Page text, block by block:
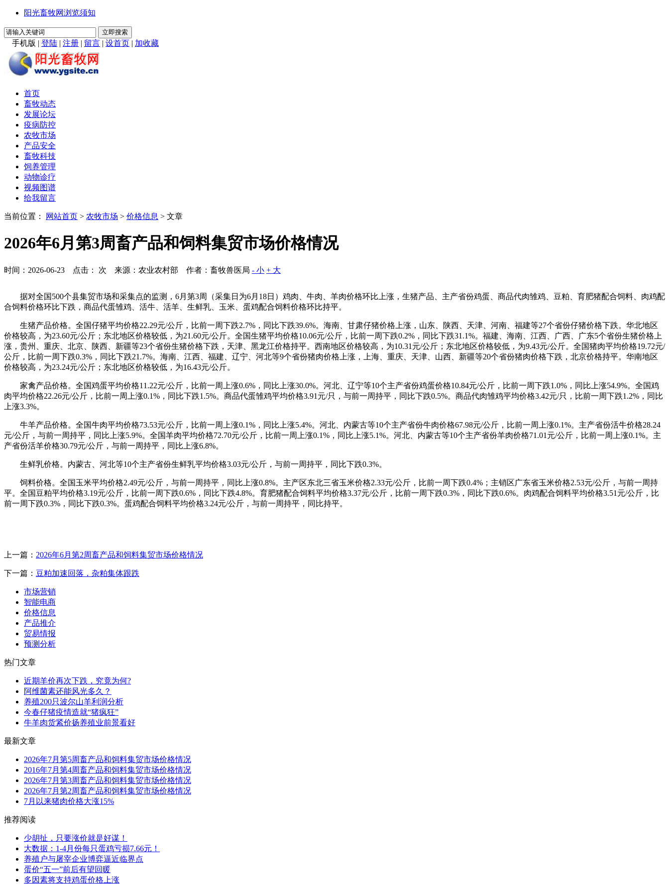
阳光畜牧网浏览须知
手机版 | 登陆 | 注册 | 留言 | 设首页 | 加收藏
首页
畜牧动态
发展论坛
疫病防控
农牧市场
产品安全
畜牧科技
饲养管理
动物诊疗
视频图谱
给我留言
当前位置： 网站首页 > 农牧市场 > 价格信息 > 文章
2026年6月第3周畜产品和饲料集贸市场价格情况
时间：2026-06-23 点击： 次 来源：农业农村部 作者：畜牧兽医局 - 小 + 大
据对全国500个县集贸市场和采集点的监测，6月第3周（采集日为6月18日）鸡肉、牛肉、羊肉价格环比上涨，生猪产品、主产省份鸡蛋、商品代肉雏鸡、豆粕、育肥猪配合饲料、肉鸡配
合饲料价格环比下跌，商品代蛋雏鸡、活牛、活羊、生鲜乳、玉米、蛋鸡配合饲料价格环比持平。
生猪产品价格。全国仔猪平均价格22.29元/公斤，比前一周下跌2.7%，同比下跌39.6%。海南、甘肃仔猪价格上涨，山东、陕西、天津、河南、福建等27个省份仔猪价格下跌。华北地区
价格较高，为23.60元/公斤；东北地区价格较低，为21.60元/公斤。全国生猪平均价格10.06元/公斤，比前一周下跌0.2%，同比下跌31.1%。福建、海南、江西、广西、广东5个省份生猪价格上
涨，贵州、重庆、北京、陕西、新疆等23个省份生猪价格下跌，天津、黑龙江价格持平。西南地区价格较高，为10.31元/公斤；东北地区价格较低，为9.43元/公斤。全国猪肉平均价格19.72元/
公斤，比前一周下跌0.3%，同比下跌21.7%。海南、江西、福建、辽宁、河北等9个省份猪肉价格上涨，上海、重庆、天津、山西、新疆等20个省份猪肉价格下跌，北京价格持平。华南地区
价格较高，为23.24元/公斤；东北地区价格较低，为16.43元/公斤。
家禽产品价格。全国鸡蛋平均价格11.22元/公斤，比前一周上涨0.6%，同比上涨30.0%。河北、辽宁等10个主产省份鸡蛋价格10.84元/公斤，比前一周下跌1.0%，同比上涨54.9%。全国鸡
肉平均价格22.26元/公斤，比前一周上涨0.1%，同比下跌1.5%。商品代蛋雏鸡平均价格3.91元/只，与前一周持平，同比下跌0.5%。商品代肉雏鸡平均价格3.42元/只，比前一周下跌1.2%，同比
上涨3.3%。
牛羊产品价格。全国牛肉平均价格73.53元/公斤，比前一周上涨0.1%，同比上涨5.4%。河北、内蒙古等10个主产省份牛肉价格67.98元/公斤，比前一周上涨0.1%。主产省份活牛价格28.24
元/公斤，与前一周持平，同比上涨5.9%。全国羊肉平均价格72.70元/公斤，比前一周上涨0.1%，同比上涨5.1%。河北、内蒙古等10个主产省份羊肉价格71.01元/公斤，比前一周上涨0.1%。主
产省份活羊价格30.79元/公斤，与前一周持平，同比上涨6.8%。
生鲜乳价格。内蒙古、河北等10个主产省份生鲜乳平均价格3.03元/公斤，与前一周持平，同比下跌0.3%。
饲料价格。全国玉米平均价格2.49元/公斤，与前一周持平，同比上涨0.8%。主产区东北三省玉米价格2.33元/公斤，比前一周下跌0.4%；主销区广东省玉米价格2.53元/公斤，与前一周持
平。全国豆粕平均价格3.19元/公斤，比前一周下跌0.6%，同比下跌4.8%。育肥猪配合饲料平均价格3.37元/公斤，比前一周下跌0.3%，同比下跌0.6%。肉鸡配合饲料平均价格3.51元/公斤，比
前一周下跌0.3%，同比下跌0.3%。蛋鸡配合饲料平均价格3.24元/公斤，与前一周持平，同比持平。
上一篇： 2026年6月第2周畜产品和饲料集贸市场价格情况
下一篇： 豆粕加速回落，杂粕集体跟跌
市场营销
智能电商
价格信息
产品推介
贸易情报
预测分析
热门文章
近期羊价再次下跌，究竟为何?
阿维菌素还能风光多久？
养殖200只波尔山羊利润分析
今春仔猪疫情造就“猪疯狂”
牛羊肉货紧价扬养殖业前景看好
最新文章
2026年7月第5周畜产品和饲料集贸市场价格情况
2016年7月第4周畜产品和饲料集贸市场价格情况
2026年7月第3周畜产品和饲料集贸市场价格情况
2026年7月第2周畜产品和饲料集贸市场价格情况
7月以来猪肉价格大涨15%
推荐阅读
少胡扯，只要涨价就是好谋！
大数据：1-4月份每只蛋鸡亏损7.66元！
养殖户与屠宰企业博弈逼近临界点
蛋价“五一”前后有望回暖
多因素将支持鸡蛋价格上涨